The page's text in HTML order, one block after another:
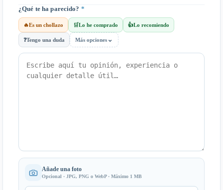
¿Qué te ha parecido? *
🔥Es un chollazo 🛒Lo he comprado 👍Lo recomiendo
❓Tengo una duda Más opciones ⌄
Añade una foto
Opcional · JPG, PNG o WebP · Máximo 1 MB